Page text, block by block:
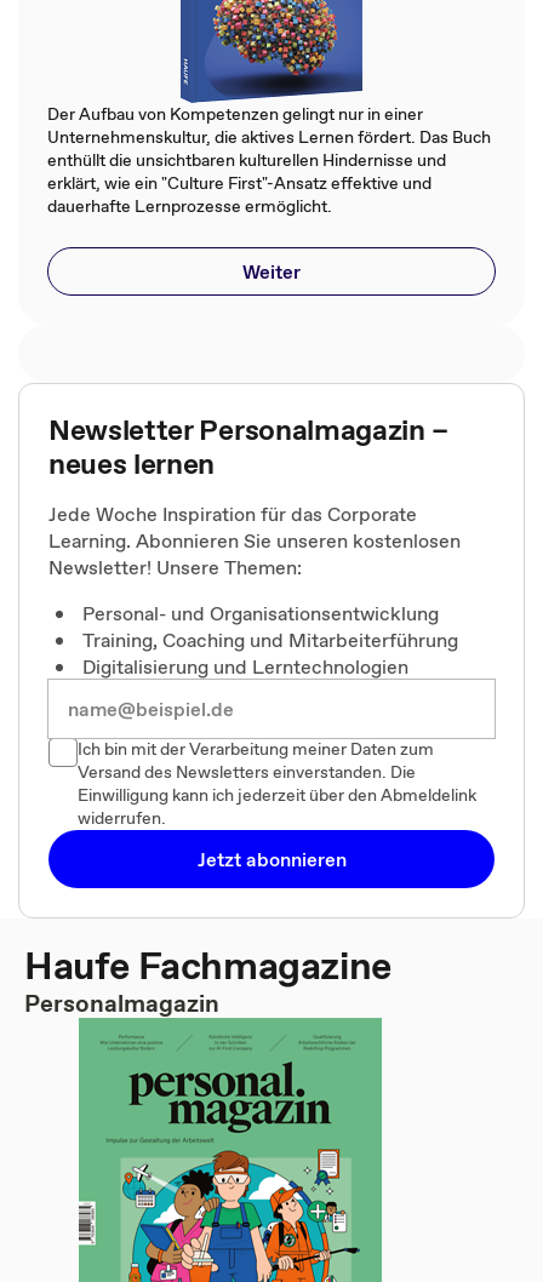
Der Aufbau von Kompetenzen gelingt nur in einer
Unternehmenskultur, die aktives Lernen fördert. Das Buch
enthüllt die unsichtbaren kulturellen Hindernisse und
erklärt, wie ein "Culture First"-Ansatz effektive und
dauerhafte Lernprozesse ermöglicht.
Weiter
Newsletter Personalmagazin –
neues lernen
Jede Woche Inspiration für das Corporate
Learning. Abonnieren Sie unseren kostenlosen
Newsletter! Unsere Themen:
Personal- und Organisationsentwicklung
Training, Coaching und Mitarbeiterführung
Digitalisierung und Lerntechnologien
Ich bin mit der Verarbeitung meiner Daten zum
Versand des Newsletters einverstanden. Die
Einwilligung kann ich jederzeit über den Abmeldelink
widerrufen.
Jetzt abonnieren
Haufe Fachmagazine
Personalmagazin